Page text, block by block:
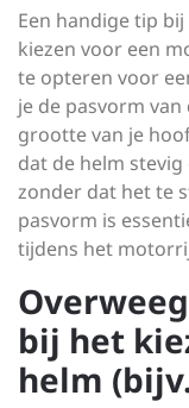
Een handige tip
kiezen voor een
te opteren voor
je de pasvorm
grootte van je
dat de helm
zonder dat het te
pasvorm is
tijdens het
bij het
helm